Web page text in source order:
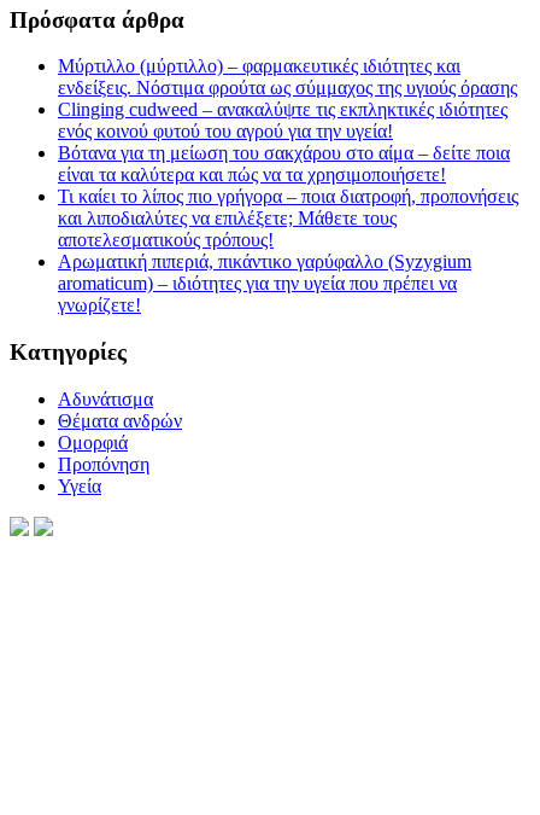
Πρόσφατα άρθρα
Μύρτιλλο (μύρτιλλο) – φαρμακευτικές ιδιότητες και
ενδείξεις. Νόστιμα φρούτα ως σύμμαχος της υγιούς όρασης
Clinging cudweed – ανακαλύψτε τις εκπληκτικές ιδιότητες
ενός κοινού φυτού του αγρού για την υγεία!
Βότανα για τη μείωση του σακχάρου στο αίμα – δείτε ποια
είναι τα καλύτερα και πώς να τα χρησιμοποιήσετε!
Τι καίει το λίπος πιο γρήγορα – ποια διατροφή, προπονήσεις
και λιποδιαλύτες να επιλέξετε; Μάθετε τους
αποτελεσματικούς τρόπους!
Αρωματική πιπεριά, πικάντικο γαρύφαλλο (Syzygium
aromaticum) – ιδιότητες για την υγεία που πρέπει να
γνωρίζετε!
Kατηγορίες
Αδυνάτισμα
Θέματα ανδρών
Ομορφιά
Προπόνηση
Υγεία